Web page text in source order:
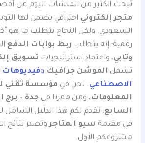
تبحث الكثير من المنشآت اليوم عن
متجر إلكتروني احترافي يضمن لها
السعودي، ولكن النجاح يتطلب ما هو
رقمية؛ إنه يتطلب ربط بوابات الدفع
وتابي، واعتماد استراتيجيات تسويق
تشمل الموشن جرافيك وفيديوهات
الاصطناعي. نحن في مؤسسة تقني
المعلومات، ومن مقرنا فيجدة – برج
السابع، نقدم لكم هذا الدليل
في مقدمة سيو المتاجروتصدر نتائج
مشروعكم الأول.